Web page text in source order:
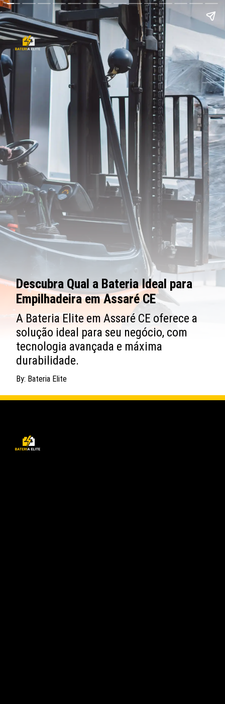
Descubra Qual a Bateria Ideal para
Empilhadeira em Assaré CE
A Bateria Elite em Assaré CE oferece a
solução ideal para seu negócio, com
tecnologia avançada e máxima
durabilidade.
By: Bateria Elite